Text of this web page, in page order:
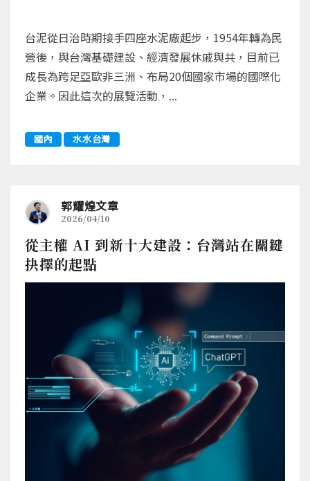
台泥從日治時期接手四座水泥廠起步，1954年轉為民
營後，與台灣基礎建設、經濟發展休戚與共，目前已
成長為跨足亞歐非三洲、布局20個國家市場的國際化
企業。因此這次的展覽活動，...
國內 水水台灣
郭耀煌文章
2026/04/10
從主權 AI 到新十大建設：台灣站在關鍵
抉擇的起點